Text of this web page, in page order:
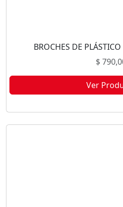
BROCHES DE
$
Ver